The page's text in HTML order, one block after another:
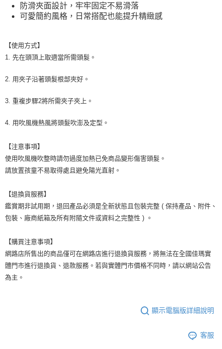
防滑夾面設計，牢牢固定不易滑落
可愛簡約風格，日常搭配也能提升精緻感
【使用方式】
1. 先在頭頂上取適當所需頭髮。
2. 用夾子沿著頭髮根部夾好。
3. 重複步驟2將所需夾子夾上。
4. 用吹風機熱風將頭髮吹澎及定型。
【注意事項】
使用吹風機吹整時請勿過度加熱已免商品變形傷害頭髮。
請放置孩童不易取得處且避免陽光直射。
【退換貨服務】
鑑賞期非試用期，退回產品必須是全新狀態且包裝完整 ( 保持產品、附件、
包裝、廠商紙箱及所有附隨文件或資料之完整性 ) 。
【購買注意事項】
網路店所售出的商品僅可在網路店進行退換貨服務，將無法在全國佳瑪實
體門市進行退換貨、退款服務。若與實體門市價格不同時，請以網站公告
為主。
顯示電腦版詳細說明
客服